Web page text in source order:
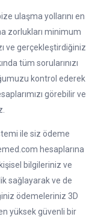
ulaşma yollarını en
zorlukları minimum
ve gerçekleştirdiğiniz
tüm sorularınızı
kontrol ederek
görebilir ve
ile siz ödeme
hesaplarına
bilgileriniz ve
sağlayarak ve de
ödemeleriniz 3D
yüksek güvenli bir